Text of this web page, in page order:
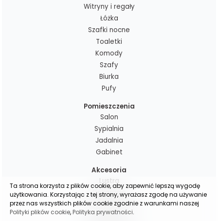
Witryny i regały
Łóżka
Szafki nocne
Toaletki
Komody
Szafy
Biurka
Pufy
Pomieszczenia
Salon
Sypialnia
Jadalnia
Gabinet
Akcesoria
Lustra
Dekoracje
Poduchy i pledy
Lampy
Ta strona korzysta z plików cookie, aby zapewnić lepszą wygodę
użytkowania. Korzystając z tej strony, wyrażasz zgodę na używanie
przez nas wszystkich plików cookie zgodnie z warunkami naszej
Polityki plików cookie,Polityka prywatności.